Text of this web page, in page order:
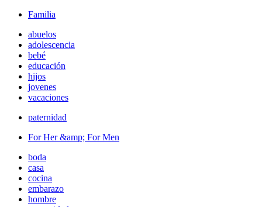
Familia
abuelos
adolescencia
bebé
educación
hijos
jovenes
vacaciones
paternidad
For Her &amp; For Men
boda
casa
cocina
embarazo
hombre